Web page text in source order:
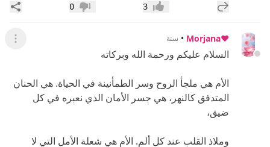
إضافة رد جديد إعجاب3 عدم إعجاب
0
♥️Morjana
• سنة عرض
السلام عليكم ورحمة الله وبركاته
الأم هي ملجأ الروح وسر الطمأنينة في الحياة. هي الحنان
المتدفق كالنهر، هي جسر الأمان الذي نعبره في كل
ضيق،
وملاذ القلب عند كل ألم. الأم هي شعلة الأمل التي لا